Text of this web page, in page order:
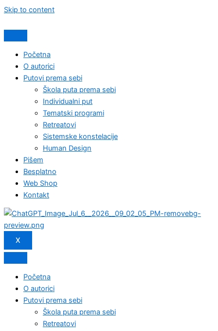
Skip to content
Početna
O autorici
Putovi prema sebi
Škola puta prema sebi
Individualni put
Tematski programi
Retreatovi
Sistemske konstelacije
Human Design
Pišem
Besplatno
Web Shop
Kontakt
X
Početna
O autorici
Putovi prema sebi
Škola puta prema sebi
Retreatovi